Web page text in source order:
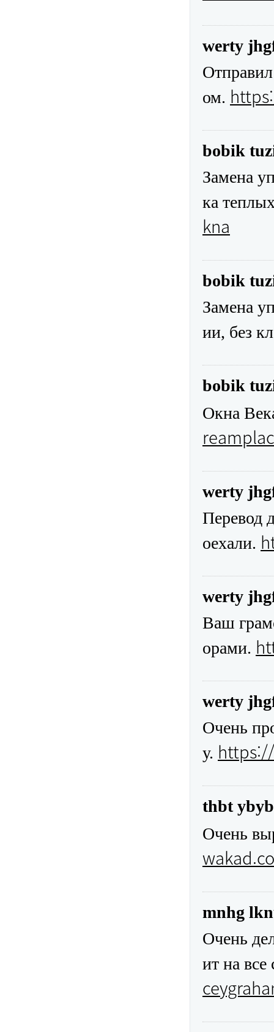
werty
ом.
bobik
Замена
ка
kna
bobik
Замена
ии, без
bobik
Окна
werty
Перевод
оехали.
werty
Ваш
орами.
werty
Очень
у.
thbt ybyb
Очень
mnhg
Очень
ит на